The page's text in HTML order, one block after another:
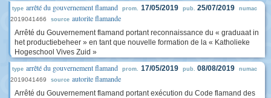
type arrêté du gouvernement flamand prom. 17/05/2019 pub. 25/07/2019 numac
2019041466 source autorite flamande
Arrêté du Gouvernement flamand portant reconnaissance du « graduaat in
het productiebeheer » en tant que nouvelle formation de la « Katholieke
Hogeschool Vives Zuid »
type arrêté du gouvernement flamand prom. 17/05/2019 pub. 08/08/2019 numac
2019041469 source autorite flamande
Arrêté du Gouvernement flamand portant exécution du Code flamand des